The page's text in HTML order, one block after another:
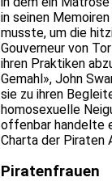
in seinen
musste, um die
Gouverneur von
ihren Praktiken
Gemahl», John
sie zu ihren
homosexuelle
offenbar handelte
Charta der Piraten
Piratenfrauen